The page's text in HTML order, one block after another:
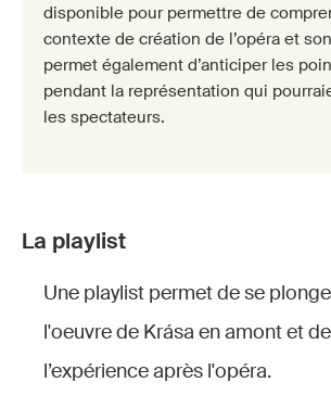
disponible pour permettre de
contexte de création de l’opéra et
permet également d’anticiper les
pendant la représentation qui
les spectateurs.
La playlist
Une playlist permet de se
l'oeuvre de Krása en amont et
l’expérience après l'opéra.